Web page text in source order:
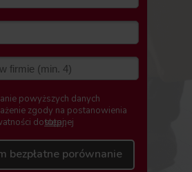
powyższych danych
zgody na postanowienia
dostępnej
bezpłatne porównanie
tutaj.